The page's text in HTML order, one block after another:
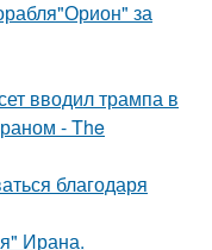
за
вводил трампа в
- The
благодаря
Ирана.